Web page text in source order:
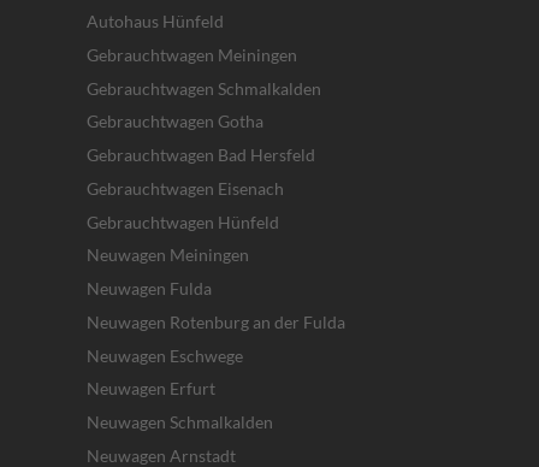
Autohaus Hünfeld
Gebrauchtwagen Meiningen
Gebrauchtwagen Schmalkalden
Gebrauchtwagen Gotha
Gebrauchtwagen Bad Hersfeld
Gebrauchtwagen Eisenach
Gebrauchtwagen Hünfeld
Neuwagen Meiningen
Neuwagen Fulda
Neuwagen Rotenburg an der Fulda
Neuwagen Eschwege
Neuwagen Erfurt
Neuwagen Schmalkalden
Neuwagen Arnstadt